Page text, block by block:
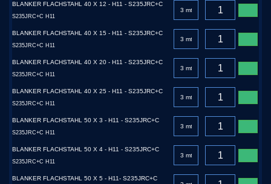
BLANKER FLACHSTAHL 40 X 12 - H11 - S235JRC+C
S235JRC+C H11
BLANKER FLACHSTAHL 40 X 15 - H11 - S235JRC+C
S235JRC+C H11
BLANKER FLACHSTAHL 40 X 20 - H11 - S235JRC+C
S235JRC+C H11
BLANKER FLACHSTAHL 40 X 25 - H11 - S235JRC+C
S235JRC+C H11
BLANKER FLACHSTAHL 50 X 3 - H11 - S235JRC+C
S235JRC+C H11
BLANKER FLACHSTAHL 50 X 4 - H11 - S235JRC+C
S235JRC+C H11
BLANKER FLACHSTAHL 50 X 5 - H11- S235JRC+C